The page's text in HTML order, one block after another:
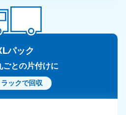
パック
ごとの片付けに
ックで回収